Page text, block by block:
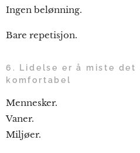
Ingen belønning.
Bare repetisjon.
6. Lidelse er å miste det
komfortabel
Mennesker.
Vaner.
Miljøer.